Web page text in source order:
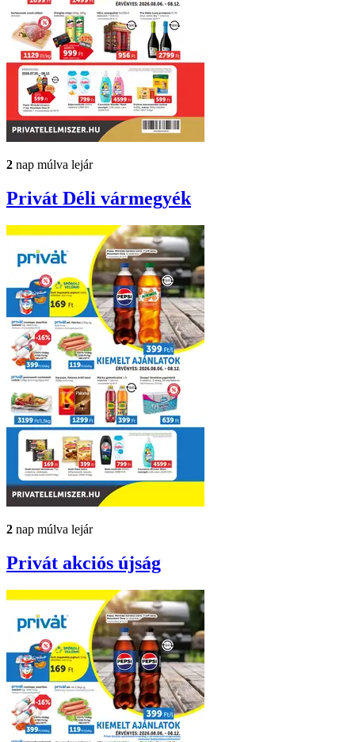
2 nap múlva lejár
Privát Déli vármegyék
2 nap múlva lejár
Privát akciós újság